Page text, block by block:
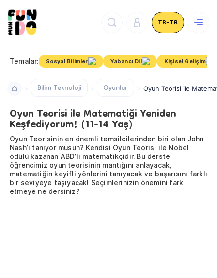
TR-TR
Temalar: Sosyal Bilimler Yabancı Dil Kişisel Gelişim
Bilim Teknoloji Oyunlar Oyun Teorisi ile
Oyun Teorisi ile Matematiği Yeniden
Keşfediyorum! (11-14 Yaş)
Oyun Teorisinin en önemli temsilcilerinden biri olan John
Nash’i tanıyor musun? Kendisi Oyun Teorisi ile Nobel
ödülü kazanan ABD’li matematikçidir. Bu derste
öğrencimiz oyun teorisinin mantığını anlayacak,
matematiğin keyifli yönlerini tanıyacak ve başarısını farklı
bir seviyeye taşıyacak! Seçimlerinizin önemini fark
etmeye ne dersiniz?